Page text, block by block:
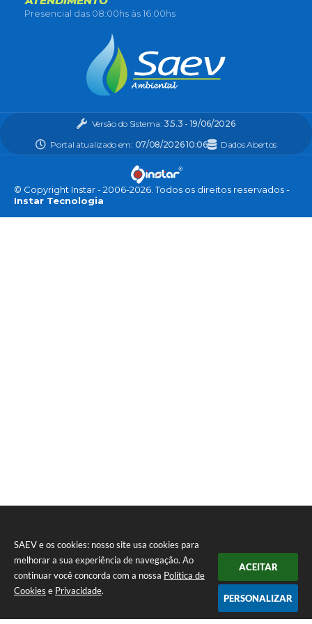
SAEV e os cookies: nosso site usa cookies para
melhorar a sua experiência de navegação. Ao
continuar você concorda com a nossa Política de
Cookies e Privacidade.
ACEITAR
PERSONALIZAR
Presencial das 08:00hs às 16:00hs
Versão do Sistema: 3.5.3 - 19/06/2026
Portal atualizado em: 07/08/2026 10:06 Dados Abertos
© Copyright Instar - 2006-2026. Todos os direitos reservados -
Instar Tecnologia